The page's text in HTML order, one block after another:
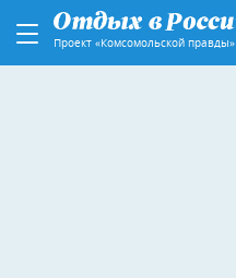
Проект «Комсомольской правды»